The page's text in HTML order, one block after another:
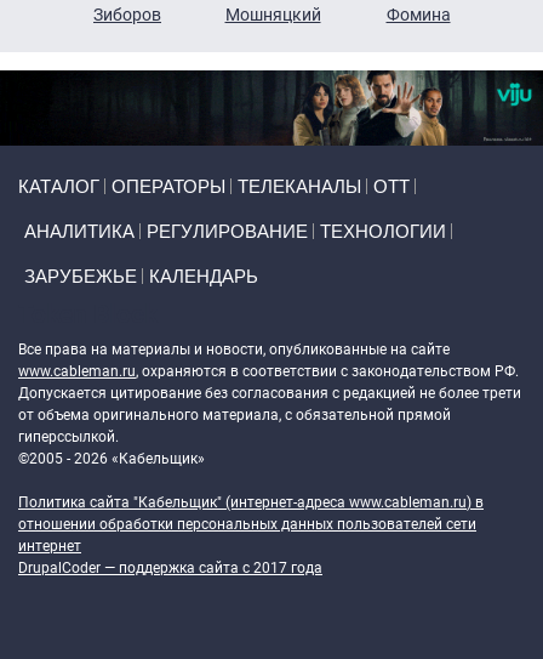
Зиборов
Мошняцкий
Фомина
КАТАЛОГ ОПЕРАТОРЫ ТЕЛЕКАНАЛЫ ОТТ
АНАЛИТИКА РЕГУЛИРОВАНИЕ ТЕХНОЛОГИИ
ЗАРУБЕЖЬЕ КАЛЕНДАРЬ
Все права на материалы и новости, опубликованные на сайте
www.cableman.ru, охраняются в соответствии с законодательством РФ.
Допускается цитирование без согласования с редакцией не более трети
от объема оригинального материала, с обязательной прямой
гиперссылкой.
©2005 - 2026 «Кабельщик»
Политика сайта "Кабельщик" (интернет-адреса www.cableman.ru) в
отношении обработки персональных данных пользователей сети
интернет
DrupalCoder — поддержка сайта c 2017 года